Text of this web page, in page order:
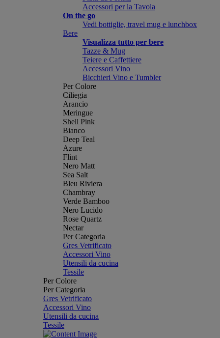
Accessori per la Tavola
On the go
Vedi bottiglie, travel mug e lunchbox
Bere
Visualizza tutto per bere
Tazze & Mug
Teiere e Caffettiere
Accessori Vino
Bicchieri Vino e Tumbler
Per Colore
Ciliegia
Arancio
Meringue
Shell Pink
Bianco
Deep Teal
Azure
Flint
Nero Matt
Sea Salt
Bleu Riviera
Chambray
Verde Bamboo
Nero Lucido
Rose Quartz
Nectar
Per Categoria
Gres Vetrificato
Accessori Vino
Utensili da cucina
Tessile
Per Colore
Per Categoria
Gres Vetrificato
Accessori Vino
Utensili da cucina
Tessile